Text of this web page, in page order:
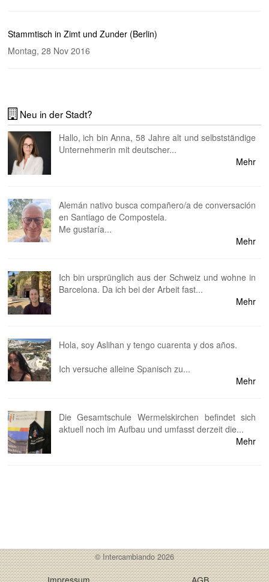
Stammtisch in Zimt und Zunder (Berlin)
Montag, 28 Nov 2016
Neu in der Stadt?
Hallo, ich bin Anna, 58 Jahre alt und selbstständige
Unternehmerin mit deutscher...
Mehr
Alemán nativo busca compañero/a de conversación
en Santiago de Compostela.
Me gustaría...
Mehr
Ich bin ursprünglich aus der Schweiz und wohne in
Barcelona. Da ich bei der Arbeit fast...
Mehr
Hola, soy Aslihan y tengo cuarenta y dos años.
Ich versuche alleine Spanisch zu...
Mehr
Die Gesamtschule Wermelskirchen befindet sich
aktuell noch im Aufbau und umfasst derzeit die...
Mehr
© Intercambiando 2026
Impressum AGB